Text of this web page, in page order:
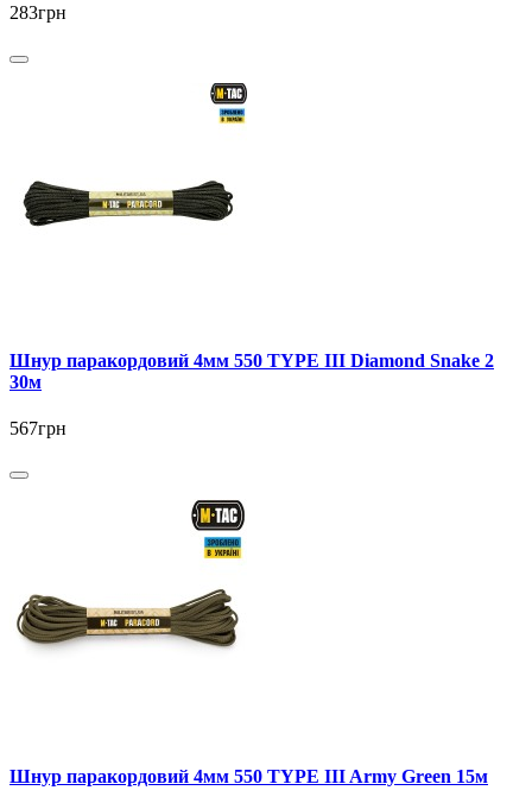
283грн
Шнур паракордовий 4мм 550 TYPE III Diamond Snake 2
30м
567грн
Шнур паракордовий 4мм 550 TYPE III Army Green 15м